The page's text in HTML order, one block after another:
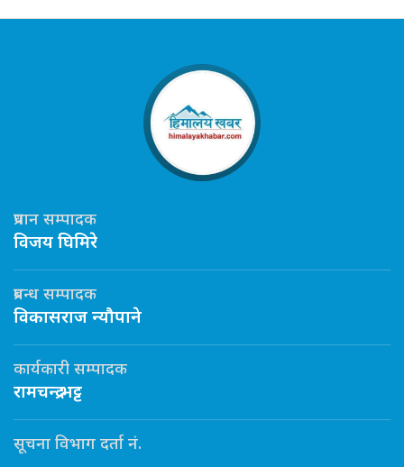
प्रधान सम्पादक
विजय घिमिरे
प्रबन्ध सम्पादक
विकासराज न्यौपाने
कार्यकारी सम्पादक
रामचन्द्र भट्ट
सूचना विभाग दर्ता नं.